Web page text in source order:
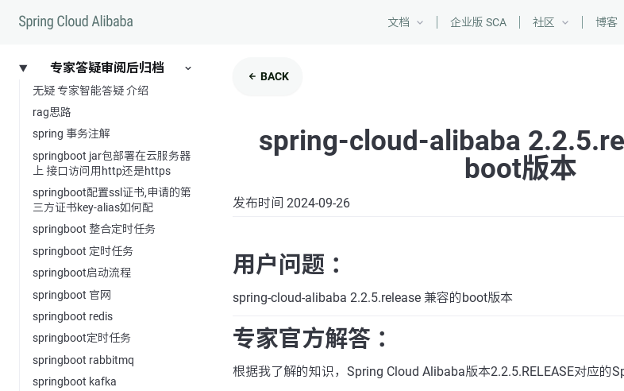
文档 企业版 SCA 社区 博客
专家答疑审阅后归档
无疑 专家智能答疑 介绍
rag思路
spring 事务注解
springboot jar包部署在云服务器
上 接口访问用http还是https
springboot配置ssl证书,申请的第
三方证书key-alias如何配
springboot 整合定时任务
springboot 定时任务
springboot启动流程
springboot 官网
springboot redis
springboot定时任务
springboot rabbitmq
springboot kafka
BACK
spring-cloud-alibaba
boot版本
发布时间 2024-09-26
用户问题 ：
spring-cloud-alibaba 2.2.5.release 兼容的boot版本
专家官方解答 ：
根据我了解的知识，Spring Cloud Alibaba版本2.2.5.RELEASE对应的